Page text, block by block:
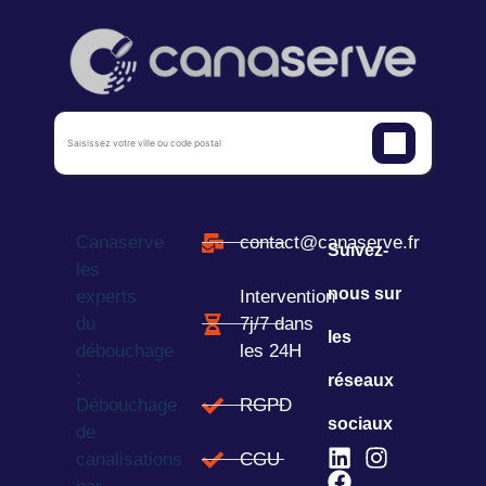
Canaserve
les
experts
du
débouchage
:
Débouchage
de
canalisations
contact@canaserve.fr
Intervention
7j/7 dans
les 24H
RGPD
CGU
Suivez-
nous sur
les
réseaux
sociaux